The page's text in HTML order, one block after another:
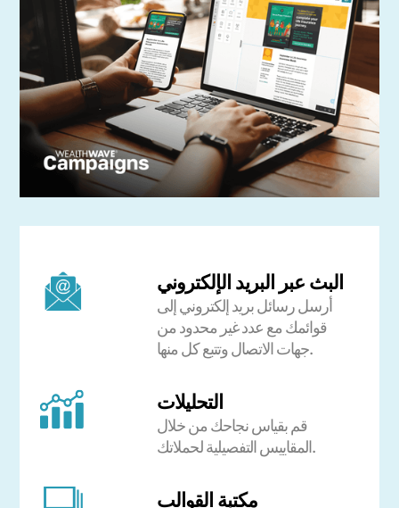
البث عبر البريد الإلكتروني
أرسل رسائل بريد إلكتروني إلى
قوائمك مع عدد غير محدود من
جهات الاتصال وتتبع كل منها.
التحليلات
قم بقياس نجاحك من خلال
المقاييس التفصيلية لحملاتك.
مكتبة القوالب